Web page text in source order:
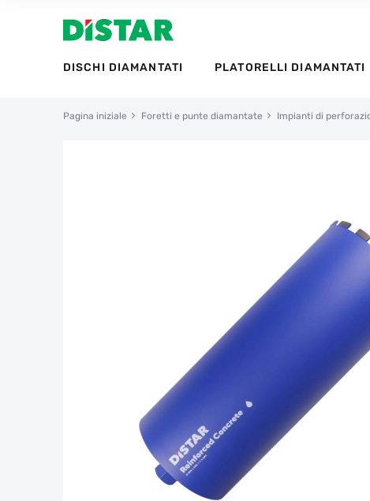
DISCHI DIAMANTATI PLATORELLI DIAMANTATI
Pagina iniziale Foretti e punte diamantate Impianti di